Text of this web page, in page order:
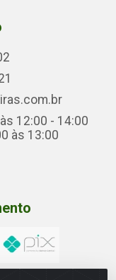
12:00 - 14:00
às 13:00